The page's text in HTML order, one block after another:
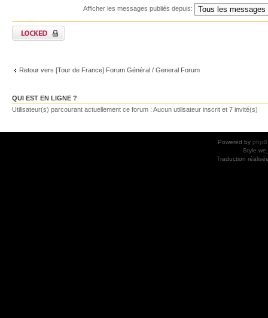
Afficher les messages publiés depuis:
Retour vers [Tour de France] Forum Général / General Forum
QUI EST EN LIGNE ?
Utilisateur(s) parcourant actuellement ce forum : Aucun utilisateur inscrit et 7 invité(s)
Powered by
Style
Traduction